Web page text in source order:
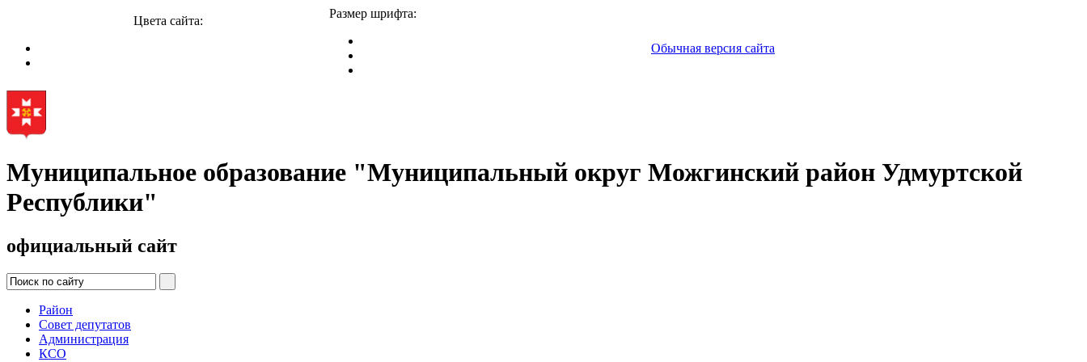
Цвета сайта:
Размер шрифта:
Обычная версия сайта
Муниципальное образование "Муниципальный округ Можгинский район Удмуртской
Республики"
официальный сайт
Район
Совет депутатов
Администрация
КСО